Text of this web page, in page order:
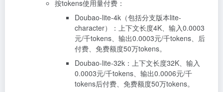
按tokens使用量付费：
Doubao-lite-4k（包括分支版本lite-
character）：上下文长度4K、输入0.0003
元/千tokens、输出0.0003元/千tokens、后
付费、免费额度50万tokens。
Doubao-lite-32k：上下文长度32K、输入
0.0003元/千tokens、输出0.0006元/千
tokens后付费、免费额度50万tokens。